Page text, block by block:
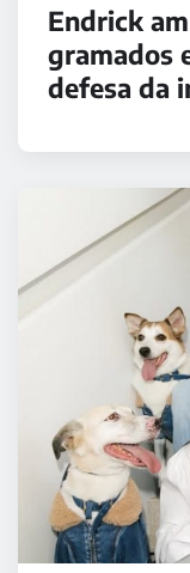
Endrick
gramados
defesa da